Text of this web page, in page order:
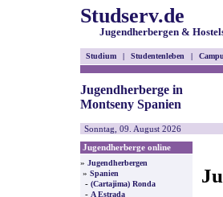
Studserv.de
Jugendherbergen &
Studium | Studentenleben |
Jugendherberge in
Montseny Spanien
Sonntag, 09. August 2026
Jugendherberge online
» Jugendherbergen
» Spanien
- (Cartajima) Ronda
- A Estrada